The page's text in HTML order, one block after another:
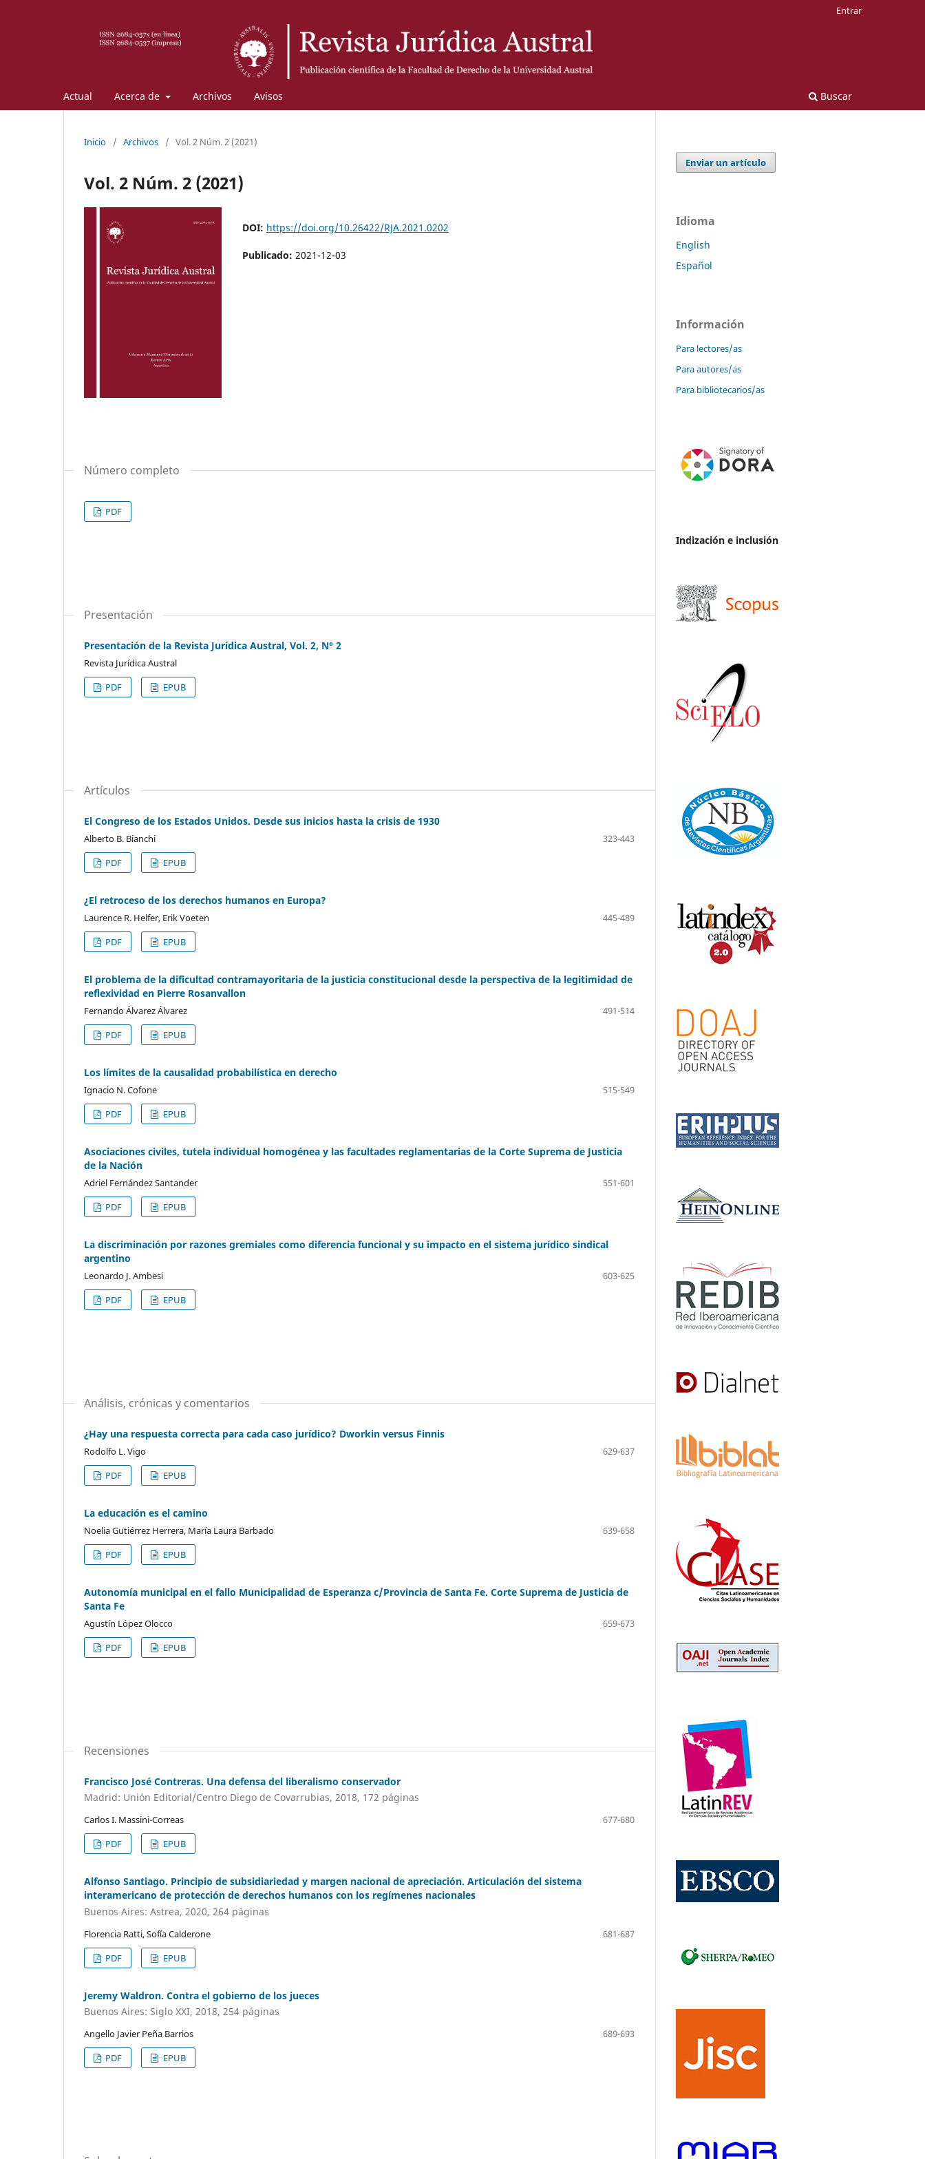
Actual Acerca de Archivos Avisos Buscar
Entrar
Inicio / Archivos / Vol. 2 Núm. 2 (2021)
Vol. 2 Núm. 2 (2021)
DOI: https://doi.org/10.26422/RJA.2021.0202
Publicado: 2021-12-03
Número completo
PDF
Presentación
Presentación de la Revista Jurídica Austral, Vol. 2, N° 2
Revista Jurídica Austral
PDF
EPUB
Artículos
El Congreso de los Estados Unidos. Desde sus inicios hasta la crisis de 1930
Alberto B. Bianchi
323-443
PDF
EPUB
¿El retroceso de los derechos humanos en Europa?
Laurence R. Helfer, Erik Voeten
445-489
PDF
EPUB
El problema de la dificultad contramayoritaria de la justicia constitucional desde la perspectiva de la legitimidad de
reflexividad en Pierre Rosanvallon
Fernando Álvarez Álvarez
491-514
PDF
EPUB
Los límites de la causalidad probabilística en derecho
Ignacio N. Cofone
515-549
PDF
EPUB
Asociaciones civiles, tutela individual homogénea y las facultades reglamentarias de la Corte Suprema de Justicia
de la Nación
Adriel Fernández Santander
551-601
PDF
EPUB
La discriminación por razones gremiales como diferencia funcional y su impacto en el sistema jurídico sindical
argentino
Leonardo J. Ambesi
603-625
PDF
EPUB
Análisis, crónicas y comentarios
¿Hay una respuesta correcta para cada caso jurídico? Dworkin versus Finnis
Rodolfo L. Vigo
629-637
PDF
EPUB
La educación es el camino
Noelia Gutiérrez Herrera, María Laura Barbado
639-658
PDF
EPUB
Autonomía municipal en el fallo Municipalidad de Esperanza c/Provincia de Santa Fe. Corte Suprema de Justicia de
Santa Fe
Agustín López Olocco
659-673
PDF
EPUB
Recensiones
Francisco José Contreras. Una defensa del liberalismo conservador
Madrid: Unión Editorial/Centro Diego de Covarrubias, 2018, 172 páginas
Carlos I. Massini-Correas
677-680
PDF
EPUB
Alfonso Santiago. Principio de subsidiariedad y margen nacional de apreciación. Articulación del sistema
interamericano de protección de derechos humanos con los regímenes nacionales
Buenos Aires: Astrea, 2020, 264 páginas
Florencia Ratti, Sofía Calderone
681-687
PDF
EPUB
Jeremy Waldron. Contra el gobierno de los jueces
Buenos Aires: Siglo XXI, 2018, 254 páginas
Angello Javier Peña Barrios
689-693
PDF
EPUB
Enviar un artículo
Idioma
English
Español
Información
Para lectores/as
Para autores/as
Para bibliotecarios/as
Indización e inclusión